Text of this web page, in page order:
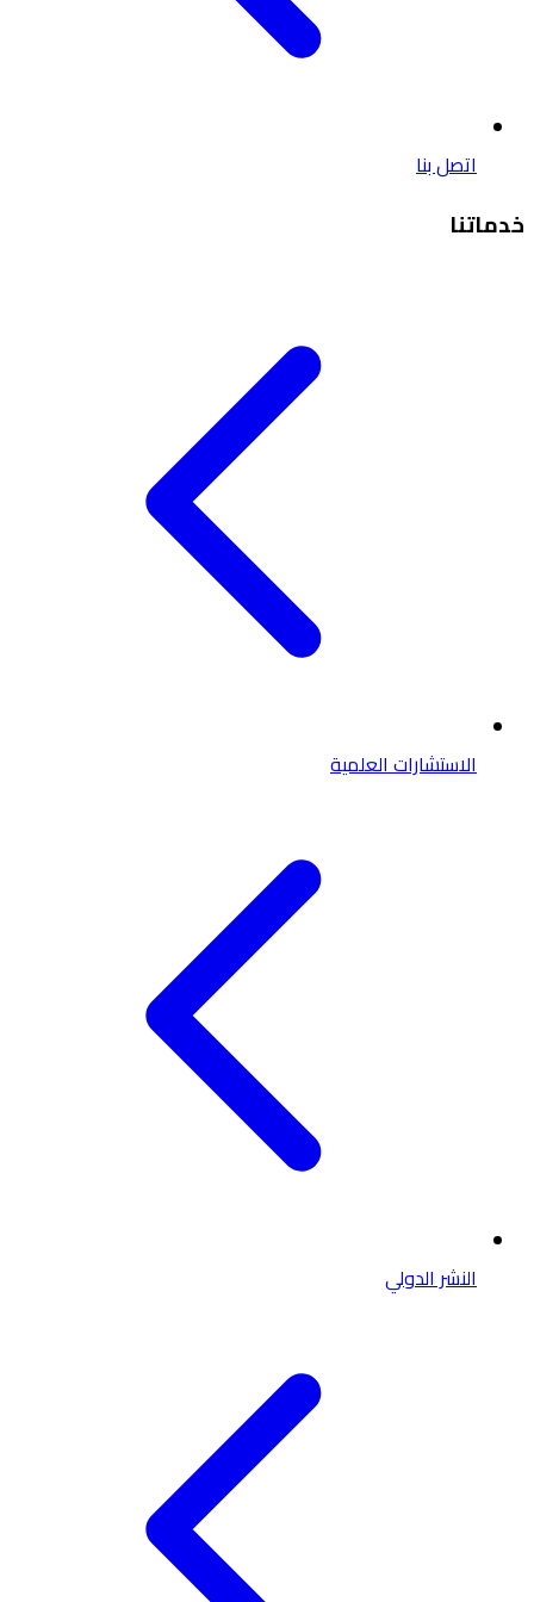
اتصل بنا
خدماتنا
الاستشارات العلمية
النشر الدولي